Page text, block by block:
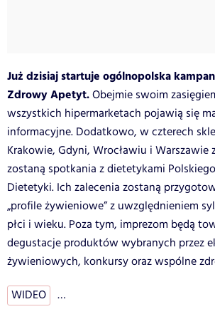
Już dzisiaj startuje ogólnopolska
Zdrowy Apetyt.Obejmie swoim
wszystkich hipermarketach pojawią się
informacyjne. Dodatkowo, w czterech
Krakowie, Gdyni, Wrocławiu i Warszawie
zostaną spotkania z dietetykami
Dietetyki. Ich zalecenia zostaną
„profile żywieniowe” z uwzględnieniem
płci i wieku. Poza tym, imprezom będą
degustacje produktów wybranych przez
żywieniowych, konkursy oraz wspólne
WIDEO …